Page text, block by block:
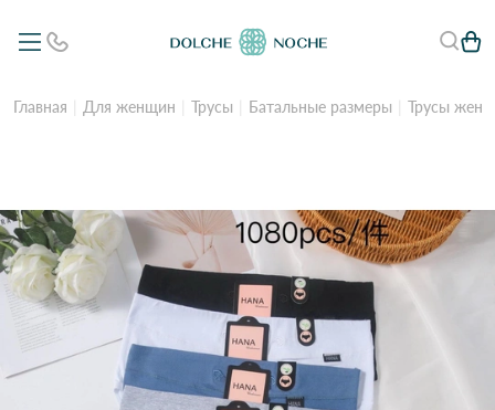
Главная Для женщин Трусы Батальные размеры Трусы